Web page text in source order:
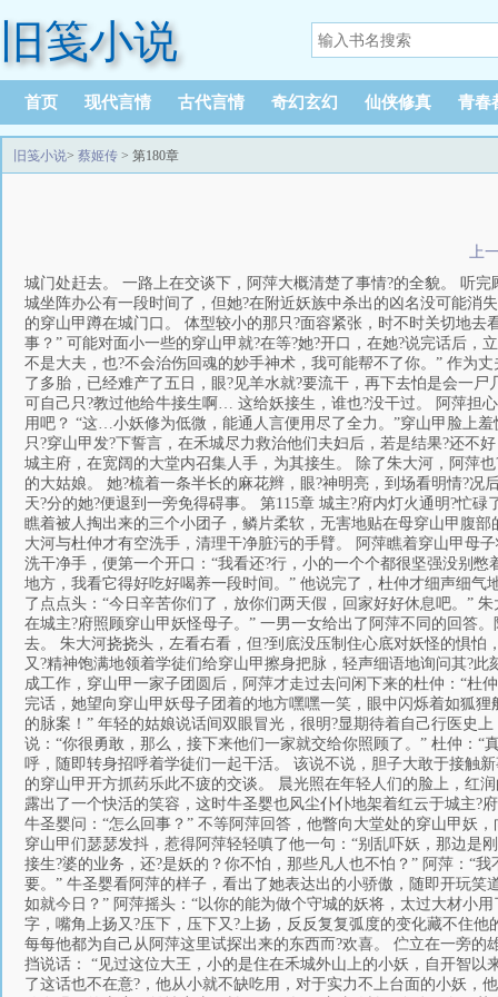
旧笺小说
首页 现代言情 古代言情 奇幻玄幻 仙侠修真 青春
旧笺小说> 蔡姬传 > 第180章
上
城门处赶去。 一路上在交谈下，阿萍大概清楚了事情?的全貌。 听
城坐阵办公有一段时间了，但她?在附近妖族中杀出的凶名没可能消
的穿山甲蹲在城门口。 体型较小的那只?面容紧张，时不时关切地
事？” 可能对面小一些的穿山甲就?在等?她?开口，在她?说完话后
不是大夫，也?不会治伤回魂的妙手神术，我可能帮不了你。” 作为
了多胎，已经难产了五日，眼?见羊水就?要流干，再下去怕是会一
可自己只?教过他给牛接生啊… 这给妖接生，谁也?没干过。 阿萍担
用吧？ “这…小妖修为低微，能通人言便用尽了全力。”穿山甲脸上
只?穿山甲发?下誓言，在禾城尽力救治他们夫妇后，若是结果?还不
城主府，在宽阔的大堂内召集人手，为其接生。 除了朱大河，阿萍
的大姑娘。 她?梳着一条半长的麻花辫，眼?神明亮，到场看明情?
天?分的她?便退到一旁免得碍事。 第115章 城主?府内灯火通明?忙
瞧着被人掏出来的三个小团子，鳞片柔软，无害地贴在母穿山甲腹
大河与杜仲才有空洗手，清理干净脏污的手臂。 阿萍瞧着穿山甲母
洗干净手，便第一个开口：“我看还?行，小的一个个都很坚强没别
地方，我看它得好吃好喝养一段时间。” 他说完了，杜仲才细声细气
了点点头：“今日辛苦你们了，放你们两天假，回家好好休息吧。”
在城主?府照顾穿山甲妖怪母子。” 一男一女给出了阿萍不同的回答
去。 朱大河挠挠头，左看右看，但?到底没压制住心底对妖怪的惧
又?精神饱满地领着学徒们给穿山甲擦身把脉，轻声细语地询问其?
成工作，穿山甲一家子团圆后，阿萍才走过去问闲下来的杜仲：“杜
完话，她望向穿山甲妖母子团着的地方嘿嘿一笑，眼中闪烁着如狐
的脉案！” 年轻的姑娘说话间双眼冒光，很明?显期待着自己行医史
说：“你很勇敢，那么，接下来他们一家就交给你照顾了。” 杜仲：
呼，随即转身招呼着学徒们一起干活。 该说不说，胆子大敢于接触
的穿山甲开方抓药乐此不疲的交谈。 晨光照在年轻人们的脸上，红
露出了一个快活的笑容，这时牛圣婴也风尘仆仆地架着红云于城主
牛圣婴问：“怎么回事？” 不等阿萍回答，他瞥向大堂处的穿山甲妖
穿山甲们瑟瑟发抖，惹得阿萍轻轻嗔了他一句：“别乱吓妖，那边是
接生?婆的业务，还?是妖的？你不怕，那些凡人也不怕？” 阿萍：“
要。” 牛圣婴看阿萍的样子，看出了她表达出的小骄傲，随即开玩
如就今日？” 阿萍摇头：“以你的能为做个守城的妖将，太过大材小
字，嘴角上扬又?压下，压下又?上扬，反反复复弧度的变化藏不住
每每他都为自己从阿萍这里试探出来的东西而?欢喜。 伫立在一旁
挡说话： “见过这位大王，小的是住在禾城外山上的小妖，自开智
了这话也不在意?，他从小就不缺吃用，对于实力不上台面的小妖，